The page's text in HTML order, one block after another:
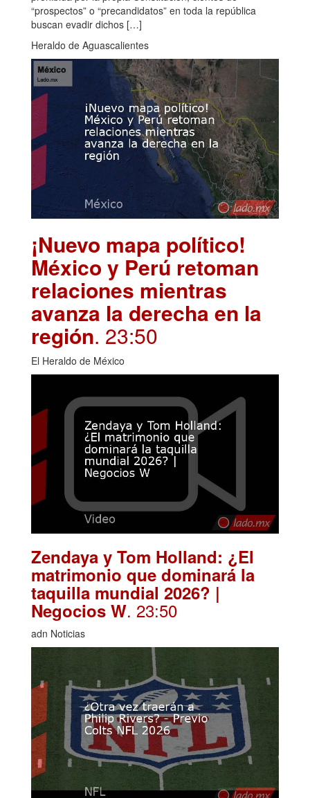
“prospectos” o “precandidatos” en toda la república
buscan evadir dichos […]
Heraldo de Aguascalientes
¡Nuevo mapa político!
México y Perú retoman
relaciones mientras
avanza la derecha en la
región. 23:50
El Heraldo de México
Zendaya y Tom Holland: ¿El
matrimonio que dominará la
taquilla mundial 2026? |
Negocios W. 23:50
adn Noticias